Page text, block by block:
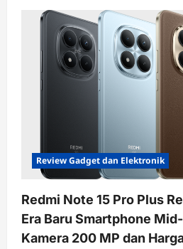
Review Gadget dan Elektronik
Redmi Note 15 Pro Plus
Era Baru Smartphone
Kamera 200 MP dan